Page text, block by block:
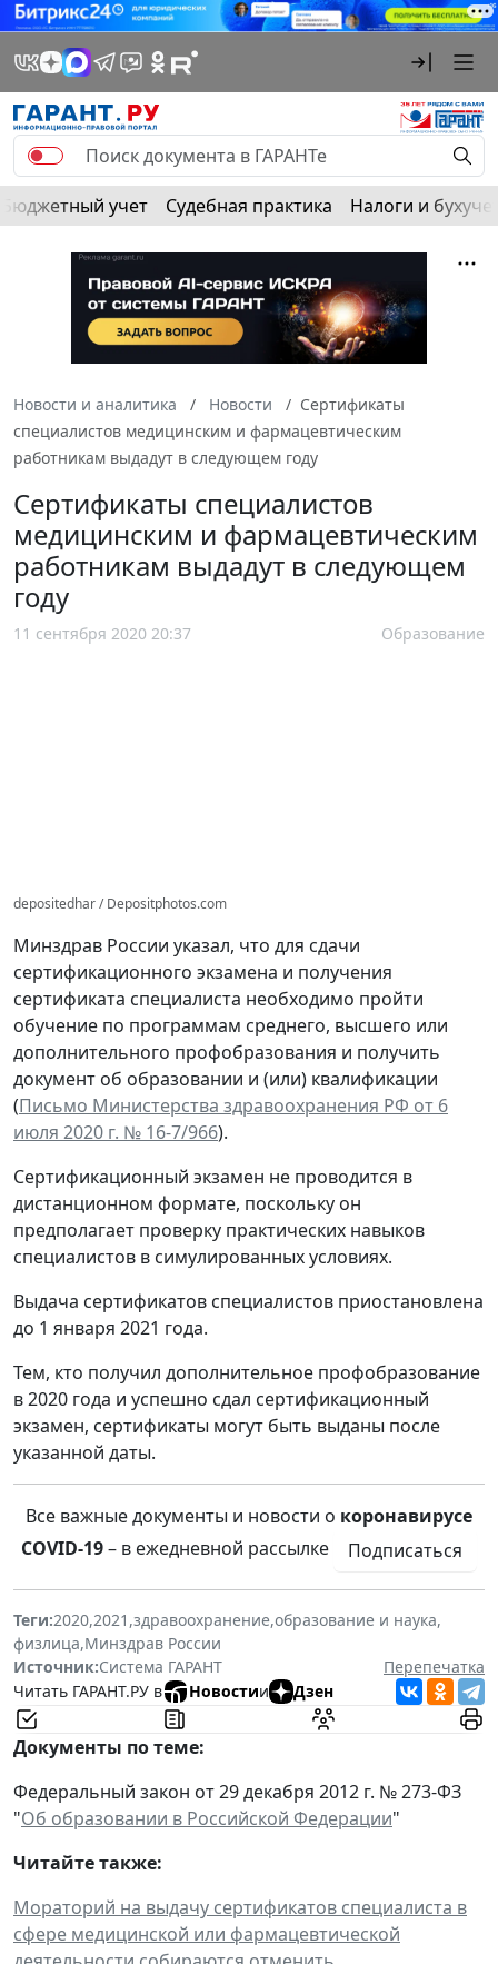
Бюджетный учет Судебная практика Налоги и
Новости и аналитика Новости
Сертификаты
специалистов медицинским и фармацевтическим
работникам выдадут в следующем году
Сертификаты специалистов
медицинским и фармацевтическим
работникам выдадут в следующем
году
11 сентября 2020 20:37 Образование
depositedhar / Depositphotos.com
Минздрав России указал, что для сдачи
сертификационного экзамена и получения
сертификата специалиста необходимо пройти
обучение по программам среднего, высшего или
дополнительного профобразования и получить
документ об образовании и (или) квалификации
(Письмо Министерства здравоохранения РФ от 6
июля 2020 г. № 16-7/966).
Сертификационный экзамен не проводится в
дистанционном формате, поскольку он
предполагает проверку практических навыков
специалистов в симулированных условиях.
Выдача сертификатов специалистов приостановлена
до 1 января 2021 года.
Тем, кто получил дополнительное профобразование
в 2020 года и успешно сдал сертификационный
экзамен, сертификаты могут быть выданы после
указанной даты.
Все важные документы и новости о коронавирусе
COVID-19– в ежедневной рассылке Подписаться
Теги:2020,2021 ,здравоохранение,образование и наука,
физлица,Минздрав России
Источник:Система ГАРАНТ
Перепечатка
Читать ГАРАНТ.РУ в
Новостии Дзен
Документы по теме:
Федеральный закон от 29 декабря 2012 г. № 273-ФЗ
"Об образовании в Российской Федерации"
Читайте также:
Мораторий на выдачу сертификатов специалиста в
сфере медицинской или фармацевтической